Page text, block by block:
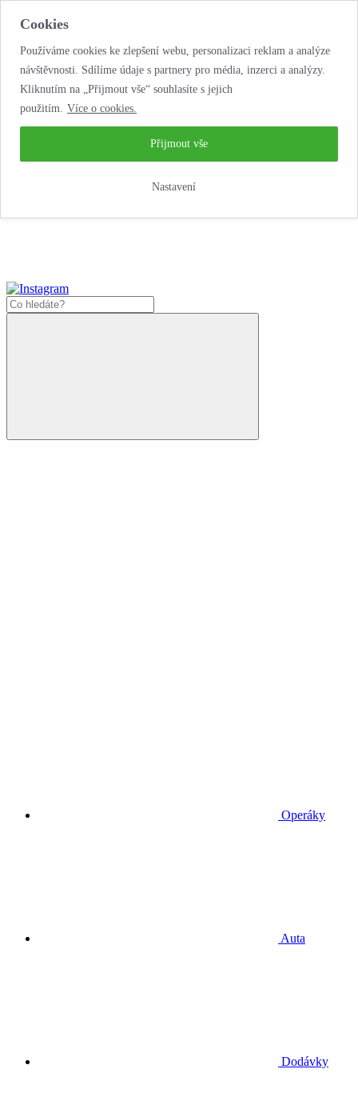
Cookies
Používáme cookies ke zlepšení webu, personalizaci reklam a analýze
návštěvnosti. Sdílíme údaje s partnery pro média, inzerci a analýzy.
Kliknutím na „Přijmout vše“ souhlasíte s jejich
použitím. Více o cookies.
Nastavení
Přijmout vše
...neobyčejná jízda životem!
Operáky
Auta
Dodávky